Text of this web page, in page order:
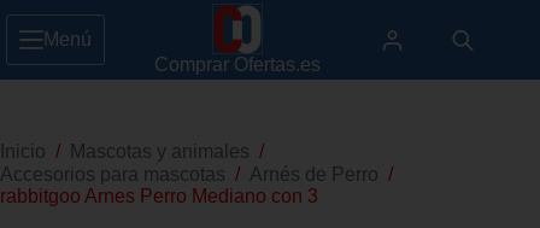
Menú
Comprar Ofertas.es
Inicio / Mascotas y animales /
Accesorios para mascotas / Arnés de Perro /
rabbitgoo Arnes Perro Mediano con 3